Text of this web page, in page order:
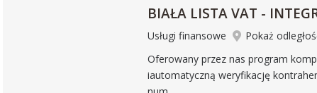
BIAŁA LISTA VAT -
Usługi finansowe
Pokaż
Oferowany przez nas program
iautomatyczną weryfikację